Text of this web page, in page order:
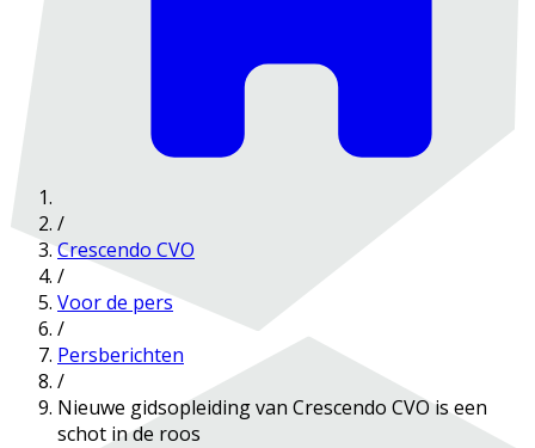
/
Crescendo CVO
/
Voor de pers
/
Persberichten
/
Nieuwe gidsopleiding van Crescendo CVO is een
schot in de roos